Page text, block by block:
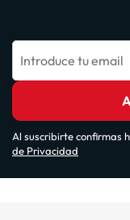
Introduce tu email
Al suscribirte confirmas
de Privacidad